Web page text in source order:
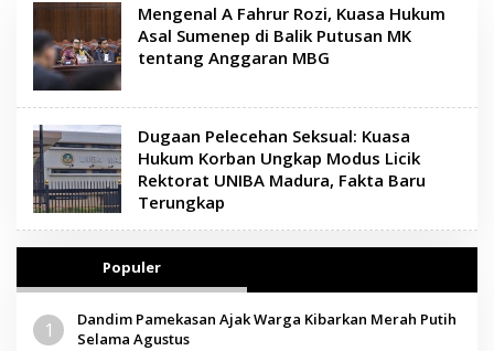
Mengenal A Fahrur Rozi, Kuasa Hukum
Asal Sumenep di Balik Putusan MK
tentang Anggaran MBG
Dugaan Pelecehan Seksual: Kuasa
Hukum Korban Ungkap Modus Licik
Rektorat UNIBA Madura, Fakta Baru
Terungkap
Populer
1
Dandim Pamekasan Ajak Warga Kibarkan Merah Putih
Selama Agustus